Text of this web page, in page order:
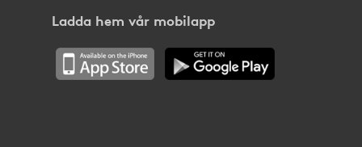
Ladda hem vår mobilapp